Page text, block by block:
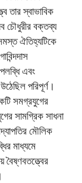
তার স্বাভাবিক
চৌধুরীর বক্তব্য
ঐতিহ্যটিকে
এবং
পরিপূর্ণ।
সমগ্রযুগের
সামগ্রিক সাধনা
মৌলিক
মাধ্যমে
বৈষ্ণবতত্ত্বের